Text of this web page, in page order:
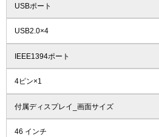
USBポート
USB2.0×4
IEEE1394ポート
4ピン×1
付属ディスプレイ_画面サイズ
46 インチ